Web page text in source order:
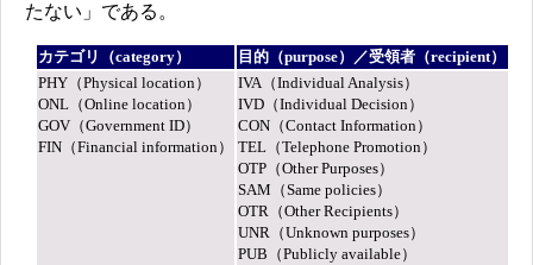
たない」である。
カテゴリ（category）
目的（purpose）／受領者（recipient）
PHY（Physical location）
ONL（Online location）
GOV（Government ID）
FIN（Financial information）
IVA（Individual Analysis）
IVD（Individual Decision）
CON（Contact Information）
TEL（Telephone Promotion）
OTP（Other Purposes）
SAM（Same policies）
OTR（Other Recipients）
UNR（Unknown purposes）
PUB（Publicly available）